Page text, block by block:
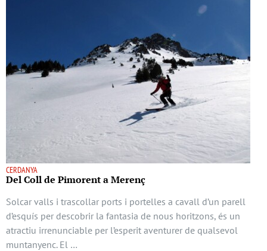
CERDANYA
Del Coll de Pimorent a Merenç
Solcar valls i trascollar ports i portelles a cavall d’un parell
d’esquís per descobrir la fantasia de nous horitzons, és un
atractiu irrenunciable per l’esperit aventurer de qualsevol
muntanyenc. El …